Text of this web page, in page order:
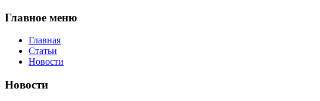
Главное меню
Главная
Статьи
Новости
Новости